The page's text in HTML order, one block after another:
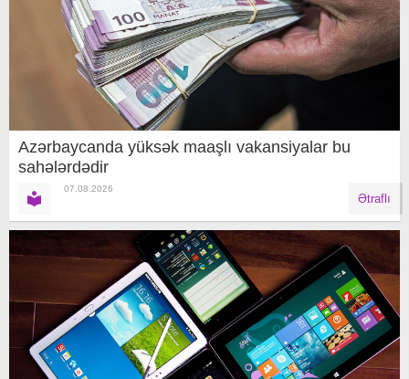
Azərbaycanda yüksək maaşlı vakansiyalar bu
sahələrdədir
07.08.2026
Ətraflı